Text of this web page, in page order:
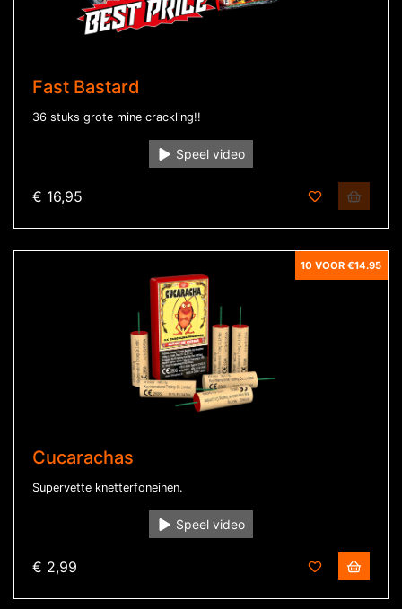
Fast Bastard
36 stuks grote mine crackling!!
Speel video
€ 16,95
10 VOOR €14.95
Cucarachas
Supervette knetterfoneinen.
Speel video
€ 2,99